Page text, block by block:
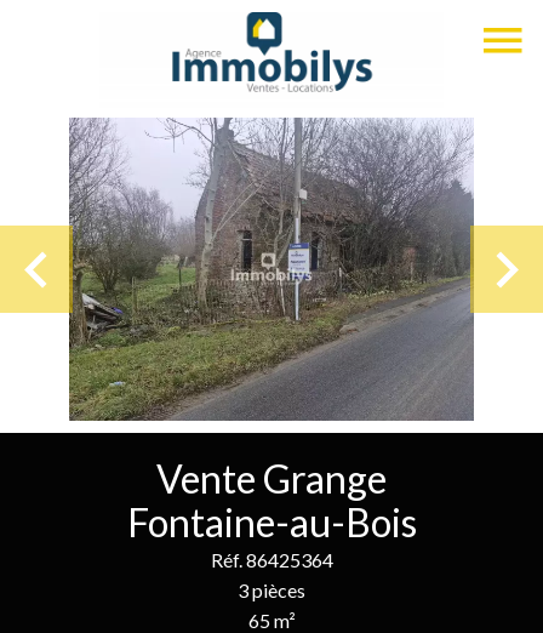
Vente Grange
Fontaine-au-Bois
Réf. 86425364
3 pièces
65 m²